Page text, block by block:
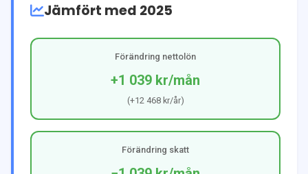
Jämfört med 2025
Förändring nettolön
+1 039 kr/mån
(+12 468 kr/år)
Förändring skatt